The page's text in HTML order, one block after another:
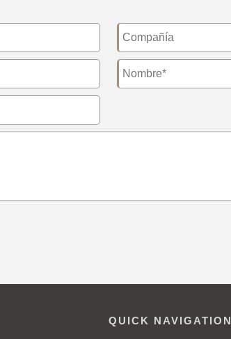
QUICK NAVIGATION